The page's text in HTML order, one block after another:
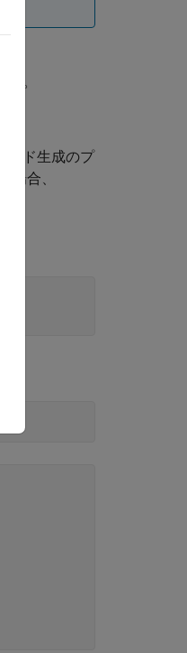
。
ード生成のプ
場合、